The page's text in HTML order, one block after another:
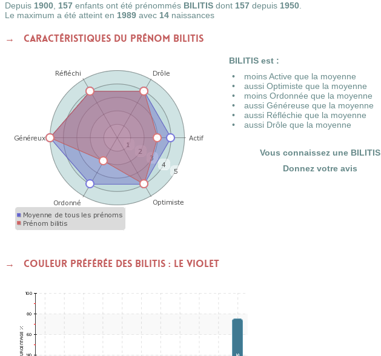
Depuis 1900 157 enfants ont été prénommés BILITIS dont 157 depuis 1950
Le maximum a été atteint en 1989 avec 14 naissances
Caractéristiques du prénom BILITIS
BILITIS est :
moins Active que la moyenne
aussi Optimiste que la moyenne
moins Ordonnée que la moyenne
aussi Généreuse que la moyenne
aussi Réfléchie que la moyenne
aussi Drôle que la moyenne
Vous connaissez une BILITIS
Donnez votre avis
Couleur préférée des BILITIS : le Violet